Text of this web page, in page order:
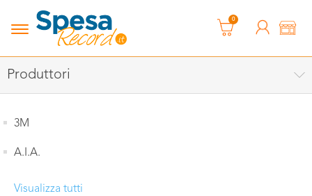
0
Produttori
3M
A.I.A.
Visualizza tutti